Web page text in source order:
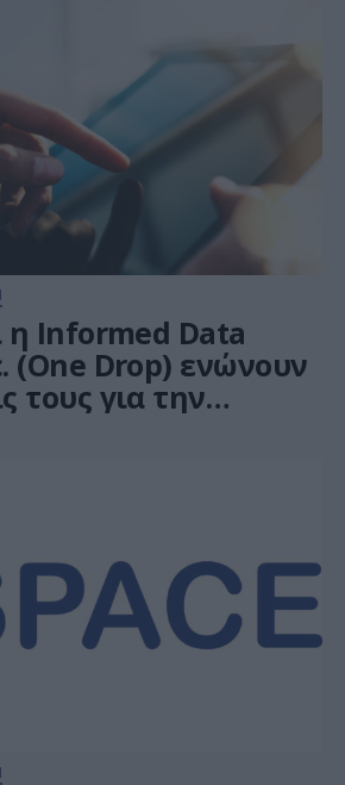
η Informed Data
(One Drop) ενώνουν
τους για την
προϊόντων